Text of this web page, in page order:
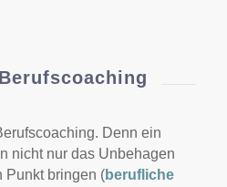
Denn ein
nicht nur das Unbehagen
Punkt bringen (berufliche